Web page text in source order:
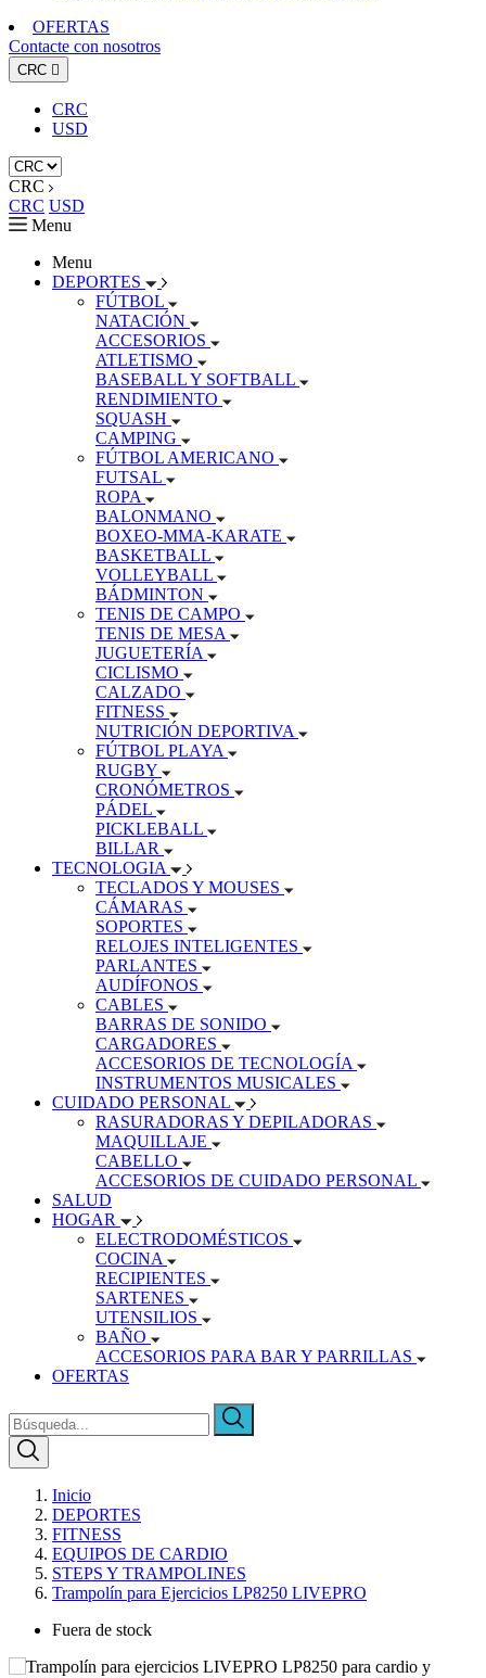
OFERTAS
Contacte con nosotros
CRC 
CRC
USD
CRC
CRC USD
Menu
Menu
DEPORTES
FÚTBOL
NATACIÓN
ACCESORIOS
ATLETISMO
BASEBALL Y SOFTBALL
RENDIMIENTO
SQUASH
CAMPING
FÚTBOL AMERICANO
FUTSAL
ROPA
BALONMANO
BOXEO-MMA-KARATE
BASKETBALL
VOLLEYBALL
BÁDMINTON
TENIS DE CAMPO
TENIS DE MESA
JUGUETERÍA
CICLISMO
CALZADO
FITNESS
NUTRICIÓN DEPORTIVA
FÚTBOL PLAYA
RUGBY
CRONÓMETROS
PÁDEL
PICKLEBALL
BILLAR
TECNOLOGIA
TECLADOS Y MOUSES
CÁMARAS
SOPORTES
RELOJES INTELIGENTES
PARLANTES
AUDÍFONOS
CABLES
BARRAS DE SONIDO
CARGADORES
ACCESORIOS DE TECNOLOGÍA
INSTRUMENTOS MUSICALES
CUIDADO PERSONAL
RASURADORAS Y DEPILADORAS
MAQUILLAJE
CABELLO
ACCESORIOS DE CUIDADO PERSONAL
SALUD
HOGAR
ELECTRODOMÉSTICOS
COCINA
RECIPIENTES
SARTENES
UTENSILIOS
BAÑO
ACCESORIOS PARA BAR Y PARRILLAS
OFERTAS
Inicio
DEPORTES
FITNESS
EQUIPOS DE CARDIO
STEPS Y TRAMPOLINES
Trampolín para Ejercicios LP8250 LIVEPRO
Fuera de stock